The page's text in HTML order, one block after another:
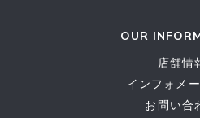
OUR
店舗情
インフォメ
お問い合